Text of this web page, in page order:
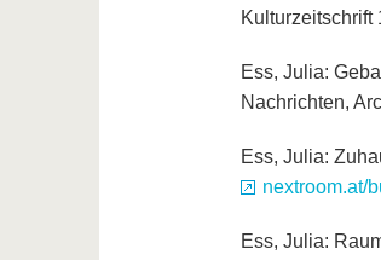
Kulturzeitschrift
Ess, Julia:
Nachrichten,
Ess, Julia:
nextroom.at/
Ess, Julia: